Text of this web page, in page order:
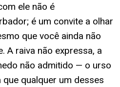
ele não é
é um convite a olhar
que você ainda não
A raiva não expressa, a
não admitido — o urso
qualquer um desses